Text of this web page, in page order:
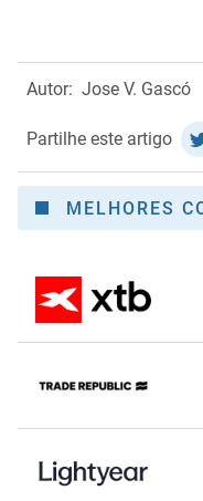
Autor: Jose V. Gascó
Partilhe este artigo
MELHORES